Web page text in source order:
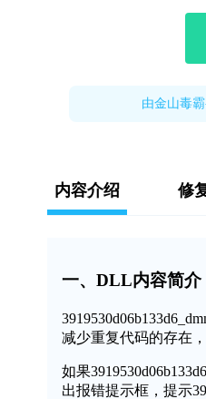
由金山毒
内容介绍 修
一、DLL内容简介
减少重复代码的存在
如果
出报错提示框，提示